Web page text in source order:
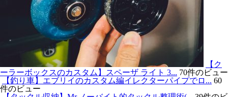
【ク
ーラーボックスのカスタム】スペーザ ライト 3... 70件のビュー
【釣り車】エブリイのカスタム編イレクターパイプでロ... 60
件のビュー